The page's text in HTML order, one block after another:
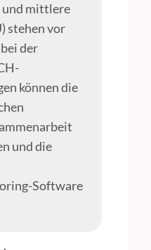
und mittlere
stehen vor
der
können die
und die
Software